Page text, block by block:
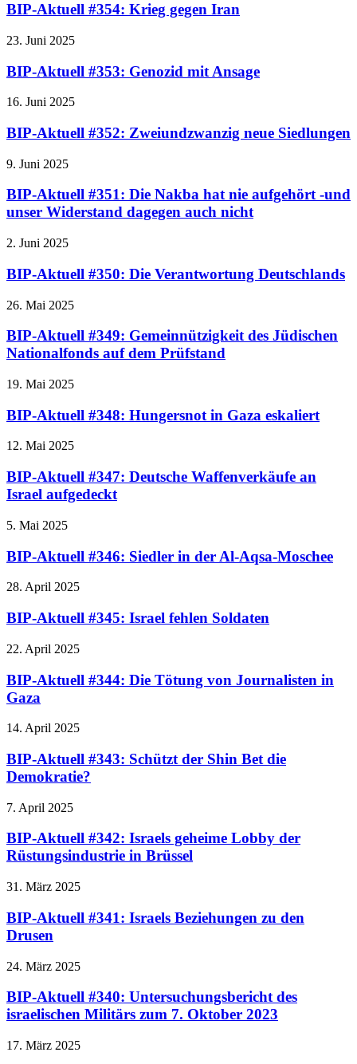
BIP-Aktuell #354: Krieg gegen Iran
23. Juni 2025
BIP-Aktuell #353: Genozid mit Ansage
16. Juni 2025
BIP-Aktuell #352: Zweiundzwanzig neue Siedlungen
9. Juni 2025
BIP-Aktuell #351: Die Nakba hat nie aufgehört -und
unser Widerstand dagegen auch nicht
2. Juni 2025
BIP-Aktuell #350: Die Verantwortung Deutschlands
26. Mai 2025
BIP-Aktuell #349: Gemeinnützigkeit des Jüdischen
Nationalfonds auf dem Prüfstand
19. Mai 2025
BIP-Aktuell #348: Hungersnot in Gaza eskaliert
12. Mai 2025
BIP-Aktuell #347: Deutsche Waffenverkäufe an
Israel aufgedeckt
5. Mai 2025
BIP-Aktuell #346: Siedler in der Al-Aqsa-Moschee
28. April 2025
BIP-Aktuell #345: Israel fehlen Soldaten
22. April 2025
BIP-Aktuell #344: Die Tötung von Journalisten in
Gaza
14. April 2025
BIP-Aktuell #343: Schützt der Shin Bet die
Demokratie?
7. April 2025
BIP-Aktuell #342: Israels geheime Lobby der
Rüstungsindustrie in Brüssel
31. März 2025
BIP-Aktuell #341: Israels Beziehungen zu den
Drusen
24. März 2025
BIP-Aktuell #340: Untersuchungsbericht des
israelischen Militärs zum 7. Oktober 2023
17. März 2025